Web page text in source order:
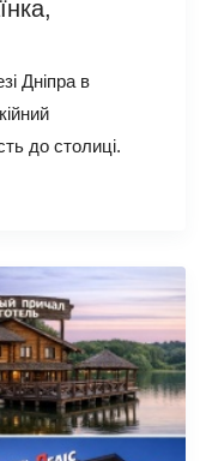
Дніпра в
до столиці.